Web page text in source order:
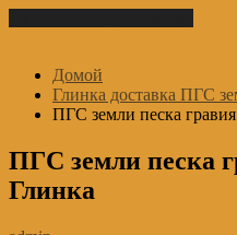
Домой
Глинка доставка ПГС
ПГС земли песка
ПГС земли песка
Глинка